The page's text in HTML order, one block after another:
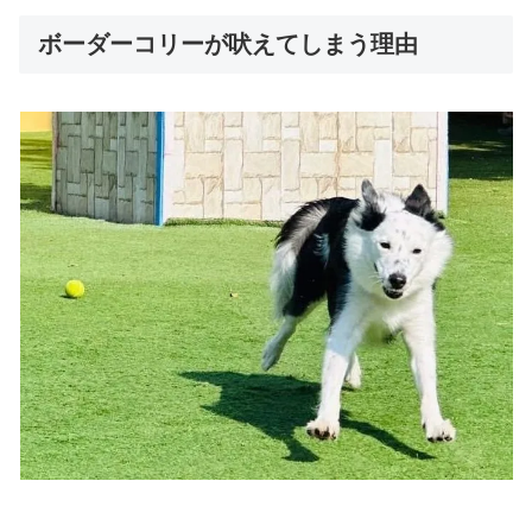
ボーダーコリーが吠えてしまう理由